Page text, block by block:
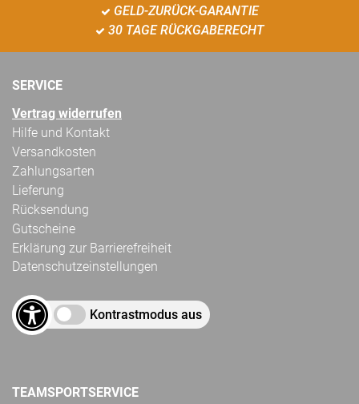
GELD-ZURÜCK-GARANTIE
30 TAGE RÜCKGABERECHT
SERVICE
Vertrag widerrufen
Hilfe und Kontakt
Versandkosten
Zahlungsarten
Lieferung
Rücksendung
Gutscheine
Erklärung zur Barrierefreiheit
Datenschutzeinstellungen
Kontrastmodus aus
TEAMSPORTSERVICE